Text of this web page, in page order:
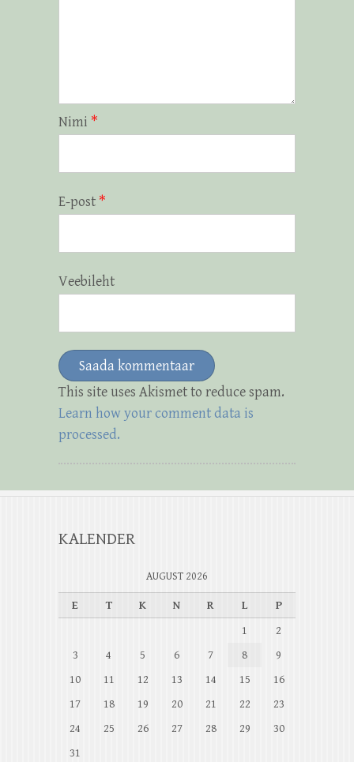
Nimi *
E-post *
Veebileht
This site uses Akismet to reduce spam.
Learn how your comment data is
processed.
KALENDER
AUGUST 2026
E T K N R L
P
1
2
3
4 5 6 7 8
9
10
11 12 13 14 15
16
17
18 19 20 21 22
23
24
25 26 27 28 29
30
31